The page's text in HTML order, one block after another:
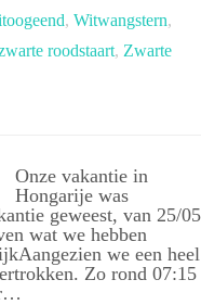
, Witwangstern,
roodstaart, Zwarte
Onze vakantie in
Hongarije was
geweest, van 25/05
wat we hebben
we een heel
Zo rond 07:15